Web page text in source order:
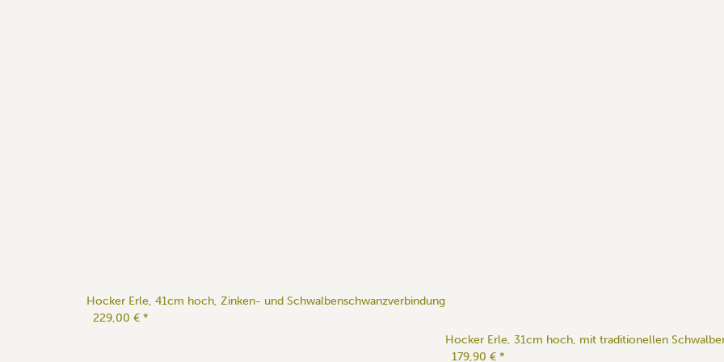
Hocker Erle, 41cm hoch, Zinken- und Schwalbenschwanzverbindung
229,00 € *
Hocker Erle, 31cm hoch, mit traditionellen
179,90 € *